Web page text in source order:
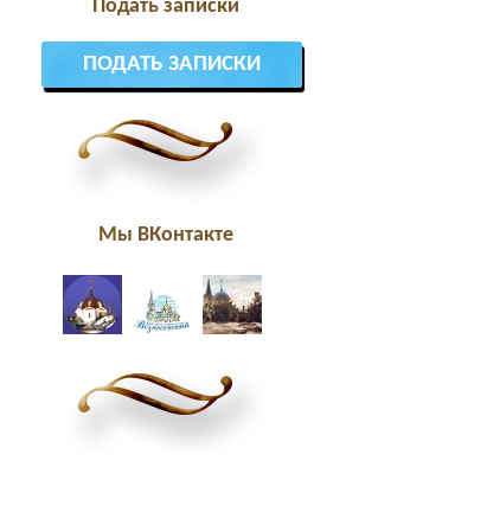
Подать записки
ПОДАТЬ ЗАПИСКИ
Мы ВКонтакте